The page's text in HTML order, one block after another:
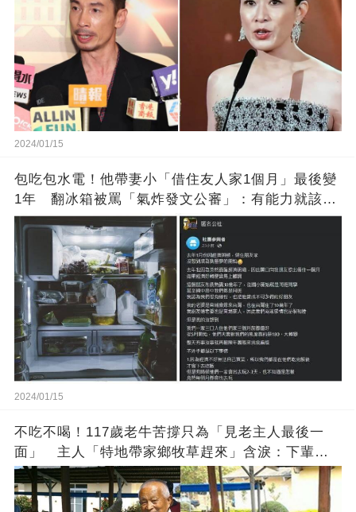
2024/01/15
包吃包水電！他帶妻小「借住友人家1個月」最後變
1年 翻冰箱被罵「氣炸發文公審」：有能力就該大
方
2024/01/15
不吃不喝！117歲老牛苦撐只為「見老主人最後一
面」 主人「特地帶家鄉牧草趕來」含淚：下輩子
找個好人家